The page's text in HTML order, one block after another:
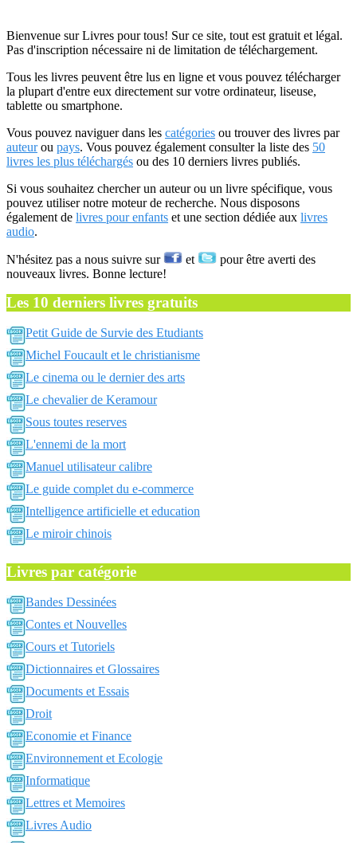
Bienvenue sur Livres pour tous! Sur ce site, tout est gratuit et légal.
Pas d'inscription nécessaire ni de limitation de téléchargement.
Tous les livres peuvent être lus en ligne et vous pouvez télécharger
la plupart d'entre eux directement sur votre ordinateur, liseuse,
tablette ou smartphone.
Vous pouvez naviguer dans les catégories ou trouver des livres par
auteurou pays. Vous pouvez également consulter la liste des 50
livres les plus téléchargés ou des 10 derniers livres publiés.
Si vous souhaitez chercher un auteur ou un livre spécifique, vous
pouvez utiliser notre moteur de recherche. Nous disposons
également de livres pour enfants et une section dédiée aux livres
audio.
N'hésitez pas a nous suivre sur et
pour être averti des
nouveaux livres. Bonne lecture!
Les 10 derniers livres gratuits
Petit Guide de Survie des Etudiants
Michel Foucault et le christianisme
Le cinema ou le dernier des arts
Le chevalier de Keramour
Sous toutes reserves
L'ennemi de la mort
Manuel utilisateur calibre
Le guide complet du e-commerce
Intelligence artificielle et education
Le miroir chinois
Livres par catégorie
Bandes Dessinées
Contes et Nouvelles
Cours et Tutoriels
Dictionnaires et Glossaires
Documents et Essais
Droit
Economie et Finance
Environnement et Ecologie
Informatique
Lettres et Memoires
Livres Audio